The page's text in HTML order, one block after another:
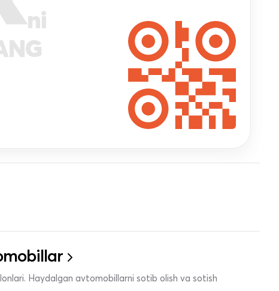
ni
Haydalgan avtomobillarni sotib olish va sotish